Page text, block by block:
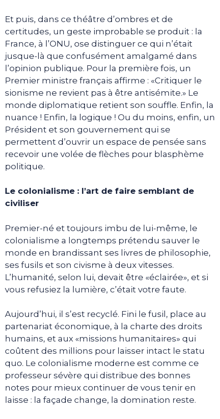
Et puis, dans ce théâtre d’ombres et de
certitudes, un geste improbable se produit : la
France, à l’ONU, ose distinguer ce qui n’était
jusque-là que confusément amalgamé dans
l’opinion publique. Pour la première fois, un
Premier ministre français affirme : «Critiquer le
sionisme ne revient pas à être antisémite.» Le
monde diplomatique retient son souffle. Enfin, la
nuance ! Enfin, la logique ! Ou du moins, enfin, un
Président et son gouvernement qui se
permettent d’ouvrir un espace de pensée sans
recevoir une volée de flèches pour blasphème
politique.
Le colonialisme : l’art de faire semblant de
civiliser
Premier-né et toujours imbu de lui-même, le
colonialisme a longtemps prétendu sauver le
monde en brandissant ses livres de philosophie,
ses fusils et son civisme à deux vitesses.
L’humanité, selon lui, devait être «éclairée», et si
vous refusiez la lumière, c’était votre faute.
Aujourd’hui, il s’est recyclé. Fini le fusil, place au
partenariat économique, à la charte des droits
humains, et aux «missions humanitaires» qui
coûtent des millions pour laisser intact le statu
quo. Le colonialisme moderne est comme ce
professeur sévère qui distribue des bonnes
notes pour mieux continuer de vous tenir en
laisse : la façade change, la domination reste.